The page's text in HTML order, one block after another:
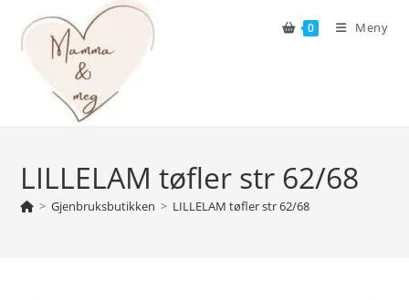
content
0 Meny
LILLELAM tøfler str 62/68
> Gjenbruksbutikken > LILLELAM tøfler str 62/68